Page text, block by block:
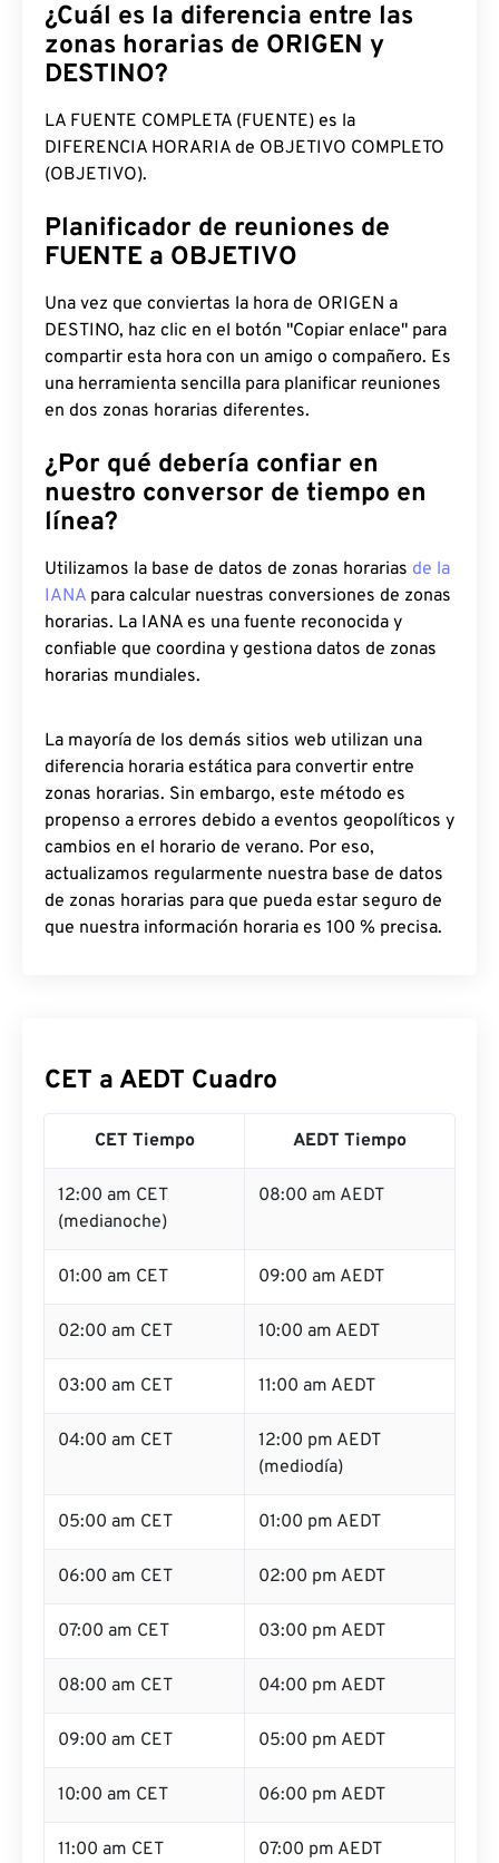
¿Cuál es la diferencia entre las
zonas horarias de ORIGEN y
DESTINO?
LA FUENTE COMPLETA (FUENTE) es la
DIFERENCIA HORARIA de OBJETIVO COMPLETO
(OBJETIVO).
Planificador de reuniones de
FUENTE a OBJETIVO
Una vez que conviertas la hora de ORIGEN a
DESTINO, haz clic en el botón "Copiar enlace" para
compartir esta hora con un amigo o compañero. Es
una herramienta sencilla para planificar reuniones
en dos zonas horarias diferentes.
¿Por qué debería confiar en
nuestro conversor de tiempo en
línea?
Utilizamos la base de datos de zonas horarias de la
IANA para calcular nuestras conversiones de zonas
horarias. La IANA es una fuente reconocida y
confiable que coordina y gestiona datos de zonas
horarias mundiales.
La mayoría de los demás sitios web utilizan una
diferencia horaria estática para convertir entre
zonas horarias. Sin embargo, este método es
propenso a errores debido a eventos geopolíticos y
cambios en el horario de verano. Por eso,
actualizamos regularmente nuestra base de datos
de zonas horarias para que pueda estar seguro de
que nuestra información horaria es 100 % precisa.
CET a AEDT Cuadro
CET Tiempo AEDT Tiempo
12:00 am CET
(medianoche)
08:00 am AEDT
01:00 am CET 09:00 am AEDT
02:00 am CET 10:00 am AEDT
03:00 am CET 11:00 am AEDT
04:00 am CET
12:00 pm AEDT
(mediodía)
05:00 am CET 01:00 pm AEDT
06:00 am CET 02:00 pm AEDT
07:00 am CET 03:00 pm AEDT
08:00 am CET 04:00 pm AEDT
09:00 am CET 05:00 pm AEDT
10:00 am CET 06:00 pm AEDT
11:00 am CET 07:00 pm AEDT